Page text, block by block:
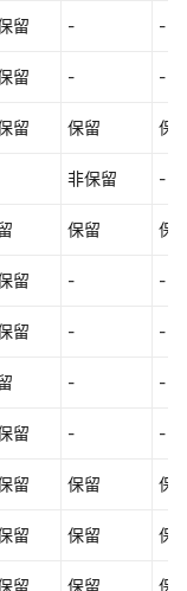
留 - -
留 - -
留 保留 保
非保留 -
保留 保
留 - -
留 - -
- -
留 - -
留 保留 保
留 保留 保
留 保留 保